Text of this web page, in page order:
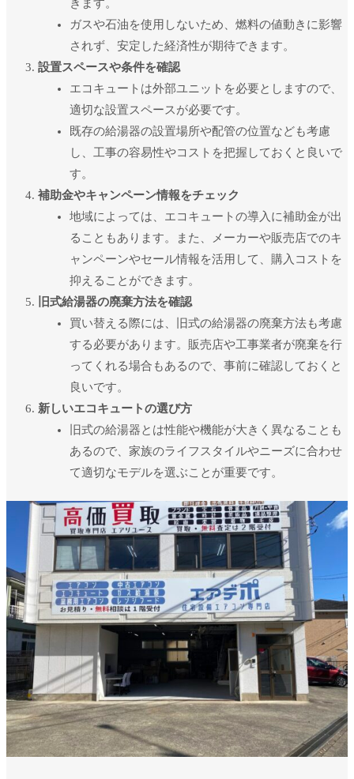
きます。
ガスや石油を使用しないため、燃料の値動きに影響
されず、安定した経済性が期待できます。
設置スペースや条件を確認
エコキュートは外部ユニットを必要としますので、
適切な設置スペースが必要です。
既存の給湯器の設置場所や配管の位置なども考慮
し、工事の容易性やコストを把握しておくと良いで
す。
補助金やキャンペーン情報をチェック
地域によっては、エコキュートの導入に補助金が出
ることもあります。また、メーカーや販売店でのキ
ャンペーンやセール情報を活用して、購入コストを
抑えることができます。
旧式給湯器の廃棄方法を確認
買い替える際には、旧式の給湯器の廃棄方法も考慮
する必要があります。販売店や工事業者が廃棄を行
ってくれる場合もあるので、事前に確認しておくと
良いです。
新しいエコキュートの選び方
旧式の給湯器とは性能や機能が大きく異なることも
あるので、家族のライフスタイルやニーズに合わせ
て適切なモデルを選ぶことが重要です。
ユーザー名またはメールアドレス
パスワード*
ログイン状態を保存
パスワードをお忘れですか ?